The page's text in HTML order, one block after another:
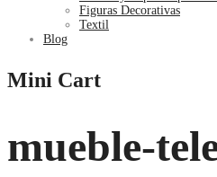
Figuras Decorativas
Textil
Blog
Mini Cart
mueble-